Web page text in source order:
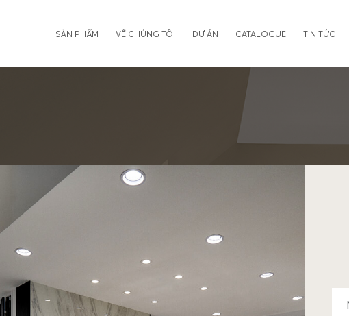
SẢN PHẨM VỀ CHÚNG TÔI DỰ ÁN CATALOGUE TIN TỨC